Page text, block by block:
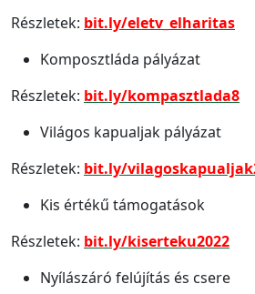
Részletek: bit.ly/eletv_elharitas
Komposztláda pályázat
Részletek: bit.ly/kompasztlada8
Világos kapualjak pályázat
Részletek: bit.ly/
Kis értékű támogatások
Részletek: bit.ly/kiserteku2022
Nyílászáró felújítás és csere